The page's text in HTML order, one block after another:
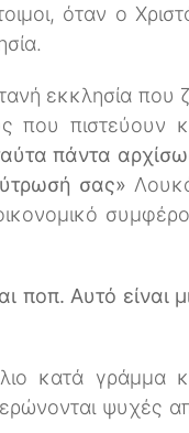
όταν ο
εκκλησία που
που πιστεύουν
πάντα
σας»
ποπ. Αυτό είναι
κατά γράμμα
ψυχές